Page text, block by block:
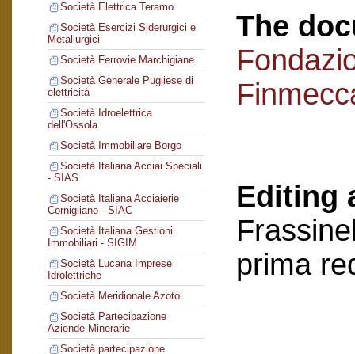
Società Elettrica Teramo
Società Esercizi Siderurgici e
Metallurgici
Società Ferrovie Marchigiane
Società Generale Pugliese di
elettricità
Società Idroelettrica
dell'Ossola
Società Immobiliare Borgo
Società Italiana Acciai Speciali
- SIAS
Società Italiana Acciaierie
Cornigliano - SIAC
Società Italiana Gestioni
Immobiliari - SIGIM
Società Lucana Imprese
Idrolettriche
Società Meridionale Azoto
Società Partecipazione
Aziende Minerarie
Società partecipazione
The
Editing
prima